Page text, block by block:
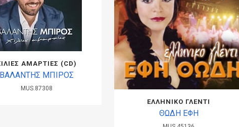
ΑΜΑΡΤΙΕΣ (CD)
ΒΑΛΑΝΤΗΣ ΜΠΙΡΟΣ
MUS.87308
ΕΛΛΗΝΙΚΟ ΓΛΕΝΤΙ
ΘΩΔΗ ΕΦΗ